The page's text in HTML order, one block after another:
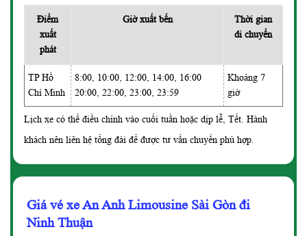
Điểm
xuất
phát
Giờ xuất bến
Thời gian
di chuyển
TP Hồ
Chí Minh
8:00, 10:00, 12:00, 14:00, 16:00
20:00, 22:00, 23:00, 23:59
Khoảng 7
giờ
Lịch xe có thể điều chỉnh vào cuối tuần hoặc dịp lễ, Tết. Hành
khách nên liên hệ tổng đài để được tư vấn chuyến phù hợp.
Giá vé xe An Anh Limousine Sài Gòn đi
Ninh Thuận